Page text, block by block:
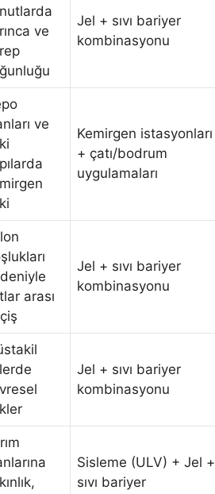
ve
Jel + sıvı bariyer
kombinasyonu
ve
Kemirgen istasyonları
+ çatı/bodrum
uygulamaları
arası
Jel + sıvı bariyer
kombinasyonu
Jel + sıvı bariyer
kombinasyonu
Sisleme (ULV) + Jel +
sıvı bariyer